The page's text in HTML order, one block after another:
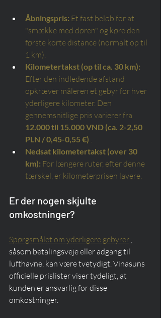
Åbningspris: Et fast beløb for at
"smække med døren" og køre den
første korte distance (normalt op til
1 km).
Kilometertakst (op til ca. 30 km):
Efter den indledende afstand
opkræver måleren et gebyr for hver
yderligere kilometer. Den
gennemsnitlige pris varierer fra
12.000 til 15.000 VND (ca. 2-2,50
PLN / 0,45-0,55 €)
Nedsat kilometertakst (over 30
km): For længere ruter, efter denne
tærskel, er kilometerprisen lavere.
Er der nogen skjulte
omkostninger?
Spørgsmålet om yderligere gebyrer
såsom betalingsveje eller adgang til
lufthavne, kan være tvetydigt. Vinasuns
officielle prislister viser tydeligt, at
kunden er ansvarlig for disse
omkostninger.